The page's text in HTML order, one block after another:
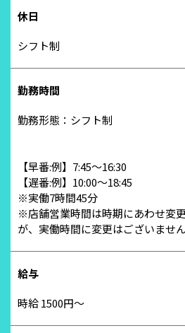
休日
シフト制
勤務時間
勤務形態：シフト制
【早番:例】7:45～16:30
【遅番:例】10:00～18:45
※実働7時間45分
※店舗営業時間は時期にあわせ変
が、実働時間に変更はございません
給与
時給 1500円～